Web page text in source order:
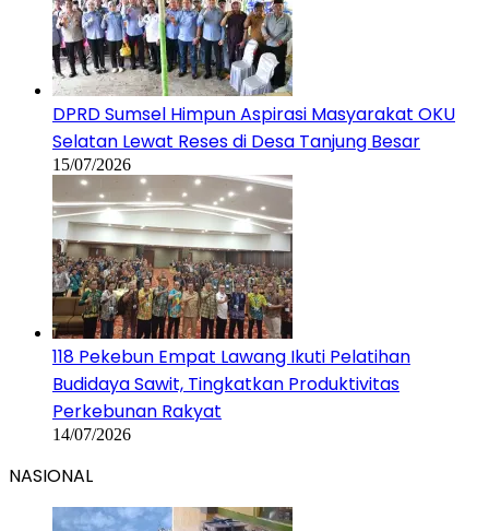
DPRD Sumsel Himpun Aspirasi Masyarakat OKU
Selatan Lewat Reses di Desa Tanjung Besar
15/07/2026
118 Pekebun Empat Lawang Ikuti Pelatihan
Budidaya Sawit, Tingkatkan Produktivitas
Perkebunan Rakyat
14/07/2026
NASIONAL